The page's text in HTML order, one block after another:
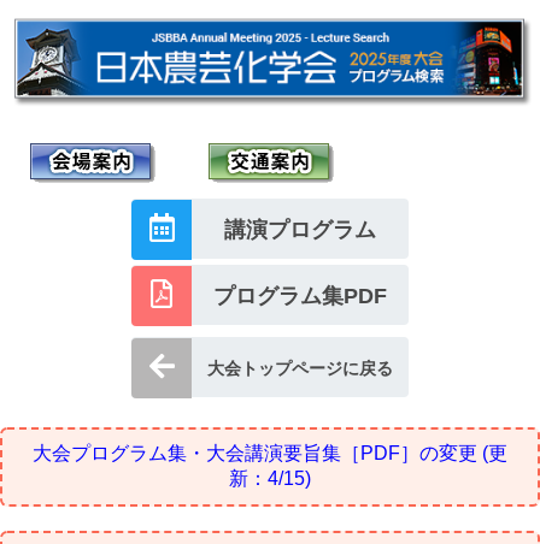
講演プログラム
プログラム集PDF
大会トップページに戻る
大会プログラム集・大会講演要旨集［PDF］の変更 (更
新：4/15)